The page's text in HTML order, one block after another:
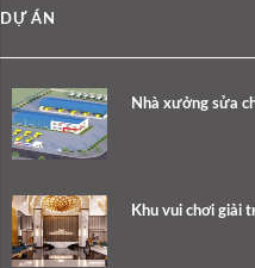
DỰ ÁN
Nhà xưởng sửa
Khu vui chơi giải